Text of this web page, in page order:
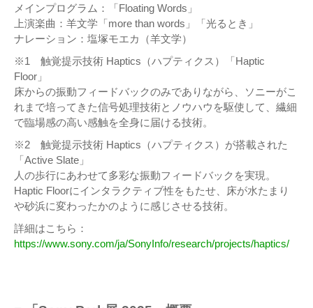
メインプログラム：「Floating Words」
上演楽曲：羊文学「more than words」「光るとき」
ナレーション：塩塚モエカ（羊文学）
※1 触覚提示技術 Haptics（ハプティクス）「Haptic
Floor」
床からの振動フィードバックのみでありながら、ソニーがこ
れまで培ってきた信号処理技術とノウハウを駆使して、繊細
で臨場感の高い感触を全身に届ける技術。
※2 触覚提示技術 Haptics（ハプティクス）が搭載された
「Active Slate」
人の歩行にあわせて多彩な振動フィードバックを実現。
Haptic Floorにインタラクティブ性をもたせ、床が水たまり
や砂浜に変わったかのように感じさせる技術。
詳細はこちら：
https://www.sony.com/ja/SonyInfo/research/projects/haptics/